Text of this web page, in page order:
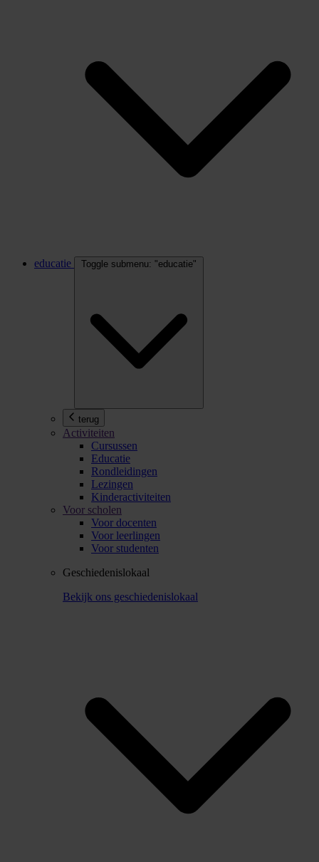
educatie Toggle submenu: "educatie"
terug
Activiteiten
Cursussen
Educatie
Rondleidingen
Lezingen
Kinderactiviteiten
Voor scholen
Voor docenten
Voor leerlingen
Voor studenten
Geschiedenislokaal
Bekijk ons geschiedenislokaal